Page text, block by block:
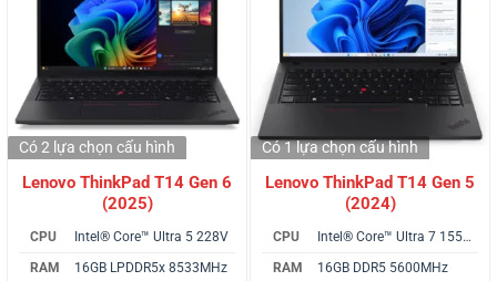
Lenovo ThinkPad T14 Gen 6
(2025)
CPU
Intel® Core™ Ultra 5 228V
RAM
16GB LPDDR5x 8533MHz
Có 2 lựa chọn cấu hình
Lenovo ThinkPad T14 Gen 5
(2024)
CPU
Intel® Core™ Ultra 7 155U vPro
RAM
16GB DDR5 5600MHz
Có 1 lựa chọncấu hình